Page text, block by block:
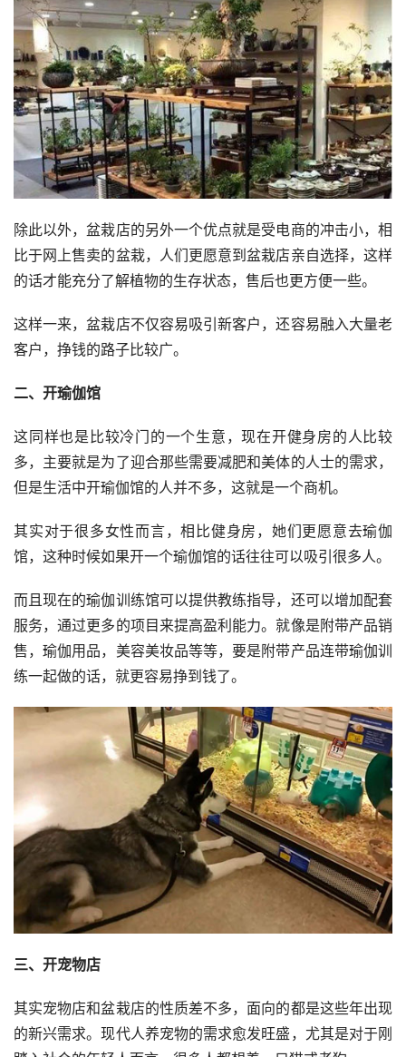
除此以外，盆栽店的另外一个优点就是受电商的冲击小，相
比于网上售卖的盆栽，人们更愿意到盆栽店亲自选择，这样
的话才能充分了解植物的生存状态，售后也更方便一些。
这样一来，盆栽店不仅容易吸引新客户，还容易融入大量老
客户，挣钱的路子比较广。
二、开瑜伽馆
这同样也是比较冷门的一个生意，现在开健身房的人比较
多，主要就是为了迎合那些需要减肥和美体的人士的需求，
但是生活中开瑜伽馆的人并不多，这就是一个商机。
其实对于很多女性而言，相比健身房，她们更愿意去瑜伽
馆，这种时候如果开一个瑜伽馆的话往往可以吸引很多人。
而且现在的瑜伽训练馆可以提供教练指导，还可以增加配套
服务，通过更多的项目来提高盈利能力。就像是附带产品销
售，瑜伽用品，美容美妆品等等，要是附带产品连带瑜伽训
练一起做的话，就更容易挣到钱了。
三、开宠物店
其实宠物店和盆栽店的性质差不多，面向的都是这些年出现
的新兴需求。现代人养宠物的需求愈发旺盛，尤其是对于刚